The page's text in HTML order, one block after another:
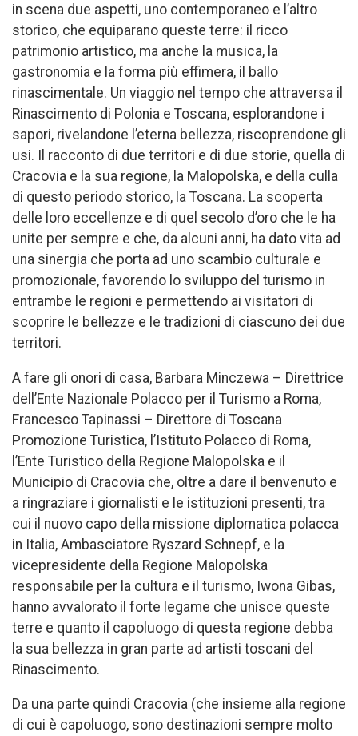
in scena due aspetti, uno contemporaneo e l’altro
storico, che equiparano queste terre: il ricco
patrimonio artistico, ma anche la musica, la
gastronomia e la forma più effimera, il ballo
rinascimentale. Un viaggio nel tempo che attraversa il
Rinascimento di Polonia e Toscana, esplorandone i
sapori, rivelandone l’eterna bellezza, riscoprendone gli
usi. Il racconto di due territori e di due storie, quella di
Cracovia e la sua regione, la Malopolska, e della culla
di questo periodo storico, la Toscana. La scoperta
delle loro eccellenze e di quel secolo d’oro che le ha
unite per sempre e che, da alcuni anni, ha dato vita ad
una sinergia che porta ad uno scambio culturale e
promozionale, favorendo lo sviluppo del turismo in
entrambe le regioni e permettendo ai visitatori di
scoprire le bellezze e le tradizioni di ciascuno dei due
territori.
A fare gli onori di casa, Barbara Minczewa – Direttrice
dell’Ente Nazionale Polacco per il Turismo a Roma,
Francesco Tapinassi – Direttore di Toscana
Promozione Turistica, l’Istituto Polacco di Roma,
l’Ente Turistico della Regione Malopolska e il
Municipio di Cracovia che, oltre a dare il benvenuto e
a ringraziare i giornalisti e le istituzioni presenti, tra
cui il nuovo capo della missione diplomatica polacca
in Italia, Ambasciatore Ryszard Schnepf, e la
vicepresidente della Regione Malopolska
responsabile per la cultura e il turismo, Iwona Gibas,
hanno avvalorato il forte legame che unisce queste
terre e quanto il capoluogo di questa regione debba
la sua bellezza in gran parte ad artisti toscani del
Rinascimento.
Da una parte quindi Cracovia (che insieme alla regione
di cui è capoluogo, sono destinazioni sempre molto